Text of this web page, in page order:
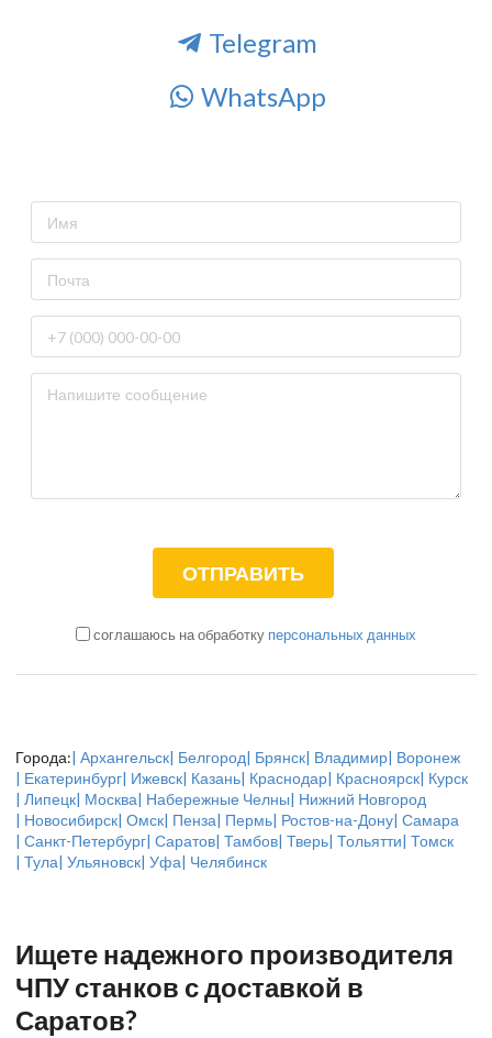
Telegram
WhatsApp
соглашаюсь на обработку персональных данных
Города:| Архангельск| Белгород| Брянск| Владимир| Воронеж
| Екатеринбург| Ижевск| Казань| Краснодар| Красноярск| Курск
| Липецк| Москва| Набережные Челны| Нижний Новгород
| Новосибирск| Омск| Пенза| Пермь| Ростов-на-Дону| Самара
| Санкт-Петербург| Саратов| Тамбов| Тверь| Тольятти| Томск
| Тула| Ульяновск| Уфа| Челябинск
Ищете надежного производителя
ЧПУ станков с доставкой в
Саратов?